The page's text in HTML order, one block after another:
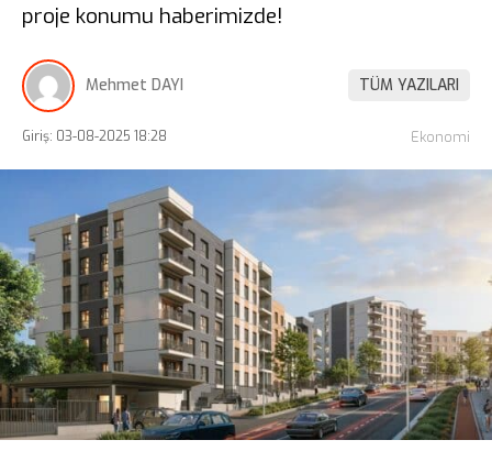
proje konumu haberimizde!
Mehmet DAYI TÜM YAZILARI
Giriş: 03-08-2025 18:28 Ekonomi